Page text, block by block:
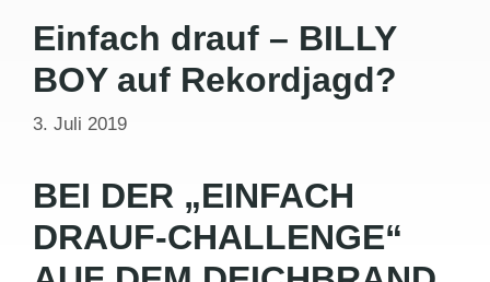
Einfach drauf – BILLY
BOY auf Rekordjagd?
3. Juli 2019
BEI DER „EINFACH
DRAUF-CHALLENGE“